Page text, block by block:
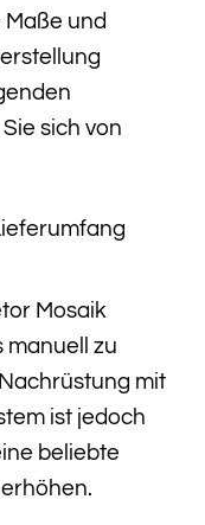
und
sich von
Mosaik
manuell zu
mit
ist jedoch
beliebte